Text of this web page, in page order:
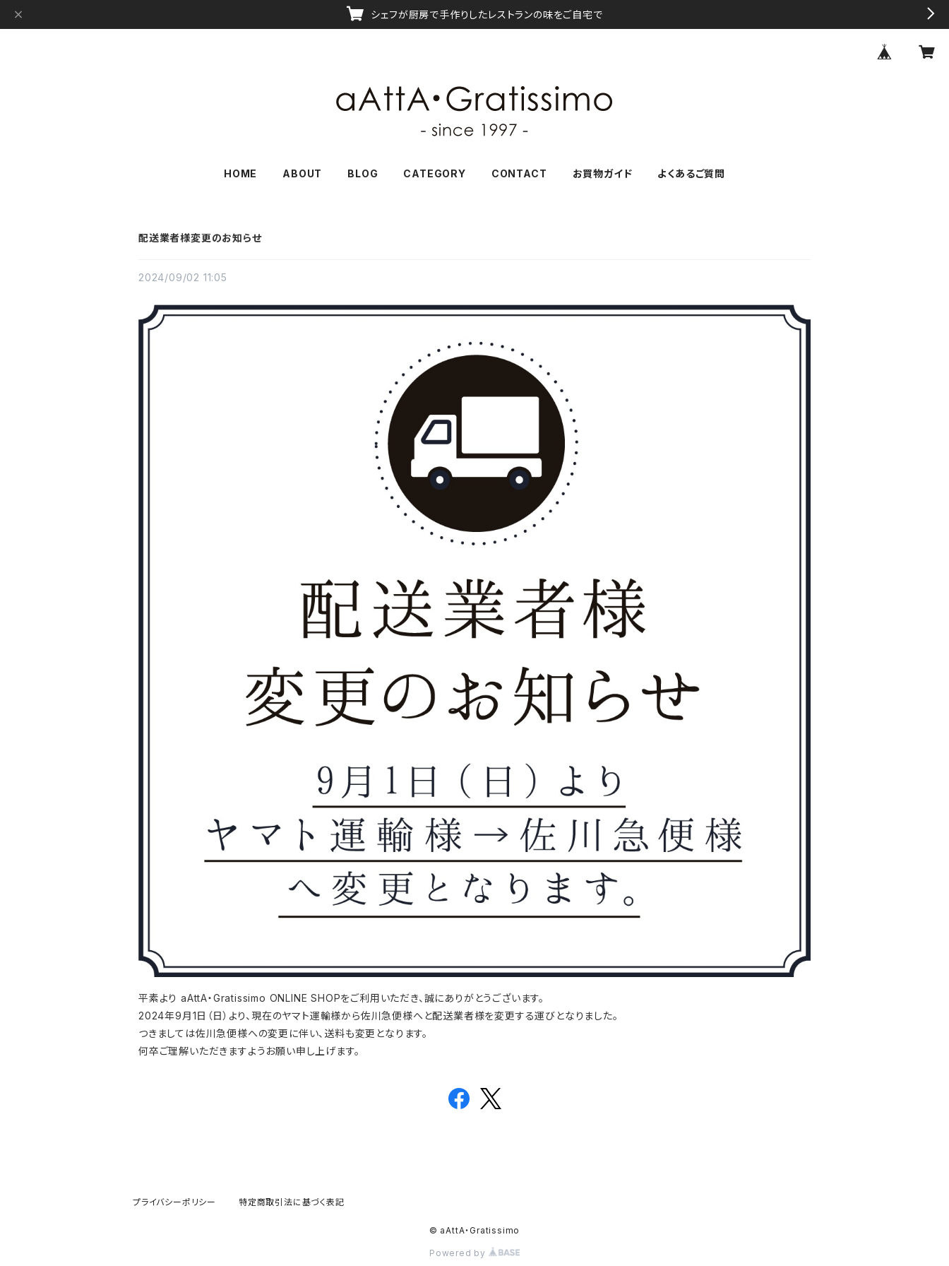
シェフが厨房で手作りしたレストランの味をご自宅で
HOME ABOUT BLOG CATEGORY CONTACT お買物ガイド よくあるご質問
配送業者様変更のお知らせ
2024/09/02 11:05
平素より aAttA・Gratissimo ONLINE SHOPをご利用いただき、誠にありがとうございます。
2024年9月1日（日）より、現在のヤマト運輸様から佐川急便様へと配送業者様を変更する運びとなりました。
つきましては佐川急便様への変更に伴い、送料も変更となります。
何卒ご理解いただきますようお願い申し上げます。
プライバシーポリシー 特定商取引法に基づく表記
© aAttA・Gratissimo
Powered by